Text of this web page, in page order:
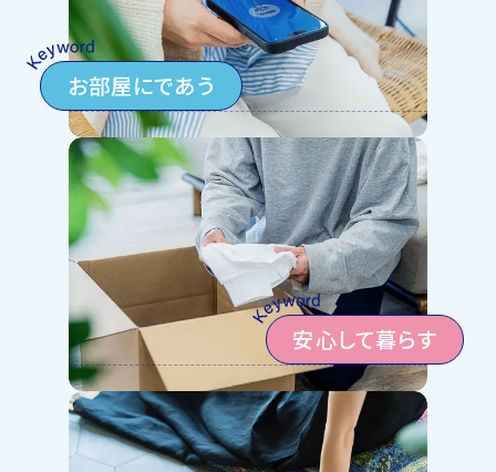
お部屋にであう
安心して暮らす